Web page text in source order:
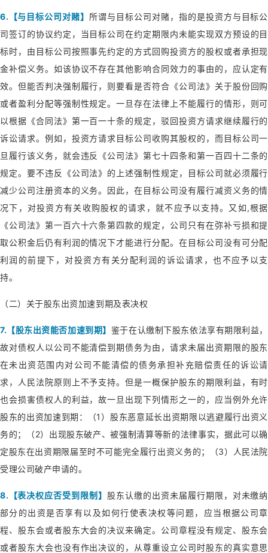
6.【与目标公司对赌】 所谓与目标公司对赌，指的是投资方与目标公
司签订的协议约定，当目标公司在约定期限内未能实现双方预设的目
标时，由目标公司按照事先约定的方式回购投资方的股权或者承担现
金补偿义务。如该协议不存在其他影响合同效力的事由的，应认定有
效。但能否判决强制履行，则要看是否符合《公司法》关于股份回购
或者盈利分配等强制性规定。一旦存在法律上不能履行的情形，则可
以根据《合同法》第一百一十条的规定，驳回投资方请求继续履行的
诉讼请求。例如，投资方请求目标公司收购其股权的，而目标公司一
旦履行该义务，就会违反《公司法》第七十四条和第一百四十二条的
规定。要不违反《公司法》的上述强制性规定，目标公司就必须履行
减少公司注册资本的义务。因此，在目标公司没有履行减资义务的情
况下，对投资方有关收购股权的请求，就不应予以支持。又如,根据
《公司法》第一百六十六条第四款的规定，公司只有在弥补亏损和提
取公积金后仍有利润的情况下才能进行分配。在目标公司没有可分配
利润的前提下，对投资方有关分配利润的诉讼请求，也不应予以支
持。
（二）关于股东出资加速到期及表决权
7.【股东出资能否加速到期】 鉴于在认缴制下股东依法享有期限利益，
故对债权人以公司不能清偿到期债务为由，请求未届出资期限的股东
在未出资范围内对公司不能清偿的债务承担补充赔偿责任的诉讼请
求，人民法院原则上不予支持。但是一概保护股东的期限利益，有时
也会损害债权人的利益，故一旦出现下列情形之一的，应当例外允许
股东的出资加速到期：（1）股东恶意延长出资期限以逃避履行出资义
务的；（2）出现股东破产、被强制清算等新的法律事实，据此可以确
定股东在出资期限届至时不可能完全履行出资义务的；（3）人民法院
受理公司破产申请的。
8.【表决权应否受到限制】 股东认缴的出资未届履行期限，对未缴纳
部分的出资是否享有以及如何行使表决权等问题，应当根据公司章
程、股东会或者股东大会的决议来确定。公司章程没有规定、股东会
或者股东大会也没有作出决议的，从尊重设立公司时股东的真实意思